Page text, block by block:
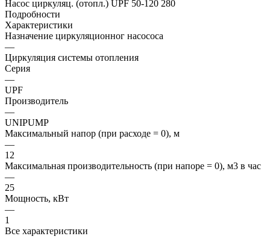
Насос циркуляц. (отопл.) UPF 50-120 280
Подробности
Характеристики
Назначение циркуляционног насососа
—
Циркуляция системы отопления
Серия
—
UPF
Производитель
—
UNIPUMP
Максимальный напор (при расходе = 0), м
—
12
Максимальная производительность (при напоре = 0), м3 в час
—
25
Мощность, кВт
—
1
Все характеристики